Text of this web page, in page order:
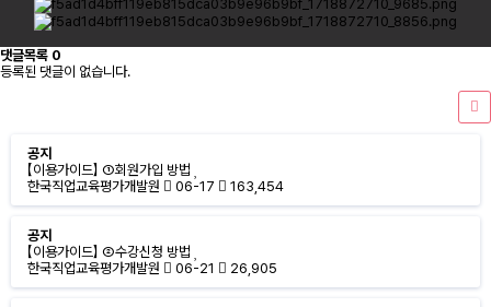
댓글목록 0
등록된 댓글이 없습니다.
공지
【이용가이드】 ①회원가입 방법
한국직업교육평가개발원
06-17 163,454
공지
【이용가이드】 ②수강신청 방법
한국직업교육평가개발원
06-21 26,905